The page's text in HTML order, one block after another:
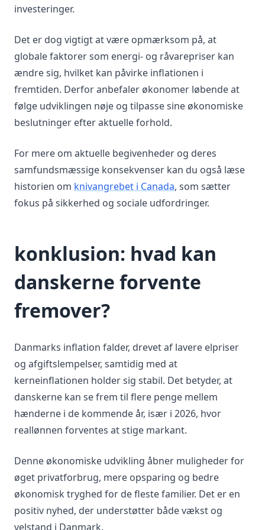
investeringer.
Det er dog vigtigt at være opmærksom på, at
globale faktorer som energi- og råvarepriser kan
ændre sig, hvilket kan påvirke inflationen i
fremtiden. Derfor anbefaler økonomer løbende at
følge udviklingen nøje og tilpasse sine økonomiske
beslutninger efter aktuelle forhold.
For mere om aktuelle begivenheder og deres
samfundsmæssige konsekvenser kan du også læse
historien om knivangrebet i Canada, som sætter
fokus på sikkerhed og sociale udfordringer.
konklusion: hvad kan
danskerne forvente
fremover?
Danmarks inflation falder, drevet af lavere elpriser
og afgiftslempelser, samtidig med at
kerneinflationen holder sig stabil. Det betyder, at
danskerne kan se frem til flere penge mellem
hænderne i de kommende år, især i 2026, hvor
reallønnen forventes at stige markant.
Denne økonomiske udvikling åbner muligheder for
øget privatforbrug, mere opsparing og bedre
økonomisk tryghed for de fleste familier. Det er en
positiv nyhed, der understøtter både vækst og
velstand i Danmark.